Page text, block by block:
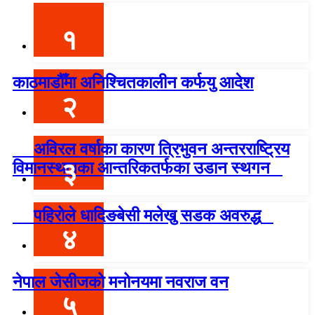
१
काठमाडौँमा अनिश्चितकालीन कर्फयु आदेश
२
अविरल वर्षाका कारण त्रिभुवन अन्तरराष्ट्रिय
विमानस्थलका आन्तरिकतर्फका उडान स्थगन
३
पहिरोले धादिङबेसी मलेखु सडक अवरुद्ध
४
नेपाल जेसीजको मनोनयमा नवराज वन
५